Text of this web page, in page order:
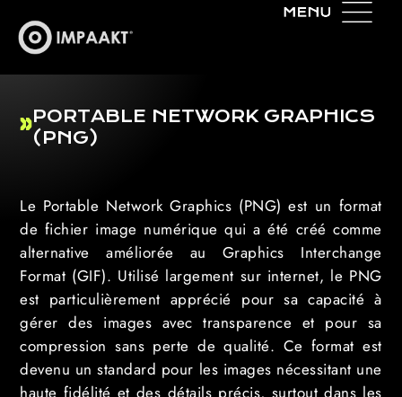
PORTABLE NETWORK GRAPHICS
(PNG)
Le Portable Network Graphics (PNG) est un format
de fichier image numérique qui a été créé comme
alternative améliorée au Graphics Interchange
Format (GIF). Utilisé largement sur internet, le PNG
est particulièrement apprécié pour sa capacité à
gérer des images avec transparence et pour sa
compression sans perte de qualité. Ce format est
devenu un standard pour les images nécessitant une
haute fidélité et des détails précis, surtout dans les